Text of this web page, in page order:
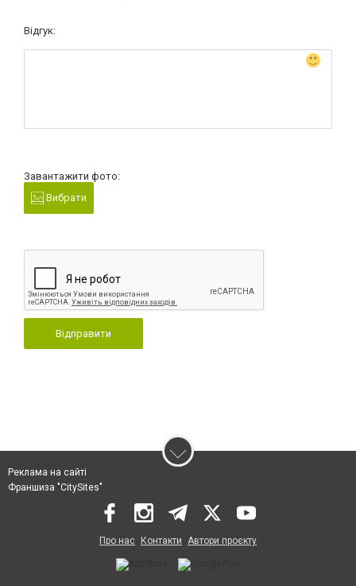
Відгук:
Завантажити фото:
Вибрати
Відправити
Реклама на сайті
Франшиза "CitySites"
Про нас Контакти Автори проєкту